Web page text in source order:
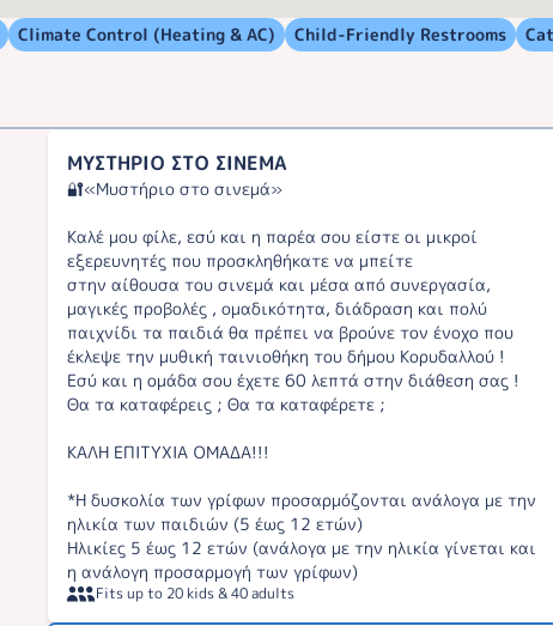
Climate Control (Heating & AC) Child-Friendly Restrooms
ΜΥΣΤΗΡΙΟ ΣΤΟ ΣΙΝΕΜΑ
🔐«Μυστήριο στο σινεμά»
Καλέ μου φίλε, εσύ και η παρέα σου είστε οι μικροί
εξερευνητές που προσκληθήκατε να μπείτε
στην αίθουσα του σινεμά και μέσα από συνεργασία,
μαγικές προβολές , ομαδικότητα, διάδραση και πολύ
παιχνίδι τα παιδιά θα πρέπει να βρούνε τον ένοχο που
έκλεψε την μυθική ταινιοθήκη του δήμου Κορυδαλλού !
Εσύ και η ομάδα σου έχετε 60 λεπτά στην διάθεση σας !
Θα τα καταφέρεις ; Θα τα καταφέρετε ;
ΚΑΛΗ ΕΠΙΤΥΧΙΑ ΟΜΑΔΑ!!!
*Η δυσκολία των γρίφων προσαρμόζονται ανάλογα με την
ηλικία των παιδιών (5 έως 12 ετών)
Ηλικίες 5 έως 12 ετών (ανάλογα με την ηλικία γίνεται και
η ανάλογη προσαρμογή των γρίφων)
Fits up to 20 kids & 40 adults